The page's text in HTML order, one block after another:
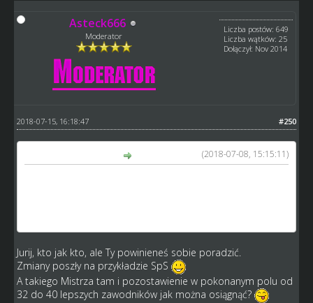
Asteck666
Moderator
Liczba postów: 649
Liczba wątków: 25
Dołączył: Nov 2014
#250
2018-07-15, 16:18:47
(2018-07-08, 15:15:11)
Jurij, kto jak kto, ale Ty powinieneś sobie poradzić.
Zmiany poszły na przykładzie SpS
A takiego Mistrza tam i pozostawienie w pokonanym polu od
32 do 40 lepszych zawodników jak można osiągnąć?